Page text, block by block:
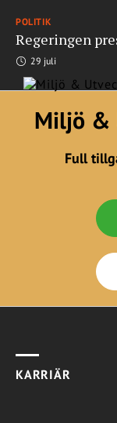
POLITIK
Regeringen
29 juli
Miljö &
Full
KARRIÄR